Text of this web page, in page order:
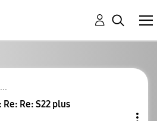
Re: Re: S22 plus